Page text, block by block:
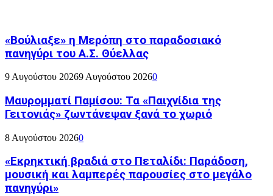
«Βούλιαξε» η Μερόπη στο παραδοσιακό
πανηγύρι του Α.Σ. Θύελλας
9 Αυγούστου 20269 Αυγούστου 20260
Μαυρομματί Παμίσου: Τα «Παιχνίδια της
Γειτονιάς» ζωντάνεψαν ξανά το χωριό
8 Αυγούστου 20260
«Εκρηκτική βραδιά στο Πεταλίδι: Παράδοση,
μουσική και λαμπερές παρουσίες στο μεγάλο
πανηγύρι»